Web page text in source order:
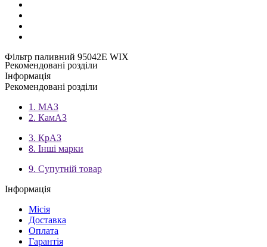
Фільтр паливний 95042Е WIX
Рекомендовані розділи
Інформація
Рекомендовані розділи
1. МАЗ
2. КамАЗ
3. КрАЗ
8. Інші марки
9. Супутній товар
Інформація
Місія
Доставка
Оплата
Гарантія